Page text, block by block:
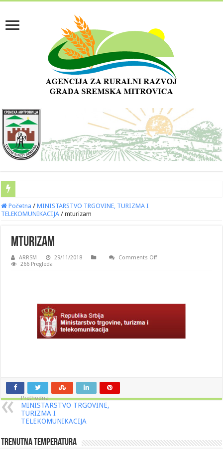
Početna / MINISTARSTVO TRGOVINE, TURIZMA I
TELEKOMUNIKACIJA / mturizam
mturizam
ARRSM 29/11/2018 Comments Offon
266 Pregleda
Prethodna
MINISTARSTVO TRGOVINE,
TURIZMA I
TELEKOMUNIKACIJA
Trenutna Temperatura